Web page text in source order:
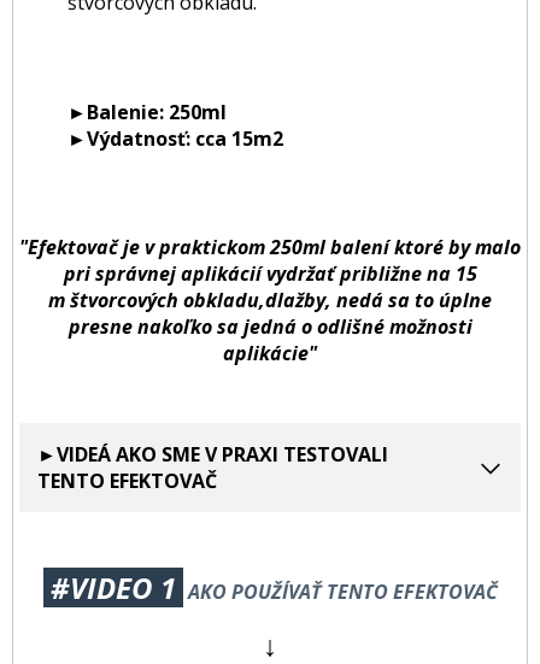
►Balenie: 250ml
►Výdatnosť: cca 15m2
"Efektovač je v praktickom 250ml balení ktoré by malo
pri správnej aplikácií vydržať približne na 15
m štvorcových obkladu,dlažby, nedá sa to úplne
presne nakoľko sa jedná o odlišné možnosti
aplikácie"
►VIDEÁ AKO SME V PRAXI TESTOVALI
TENTO EFEKTOVAČ
#VIDEO 1 AKO POUŽÍVAŤ TENTO EFEKTOVAČ
↓